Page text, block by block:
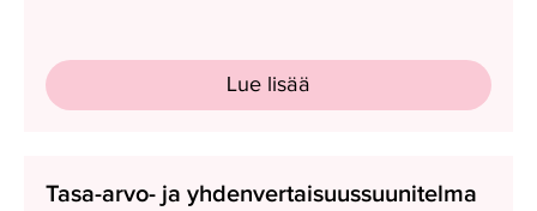
Lue lisää
Tasa-arvo- ja yhdenvertaisuus­suunitelma
arvo-